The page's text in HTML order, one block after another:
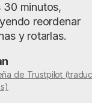
30 minutos,
reordenar
y rotarlas.
de Trustpilot